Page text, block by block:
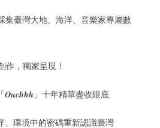
集臺灣大地、海洋、音樂家專屬數
作，獨家呈現！​
𝑶𝒖𝒄𝒉𝒉𝒉 」十年精華盡收眼底​
、環境中的密碼重新認識臺灣​